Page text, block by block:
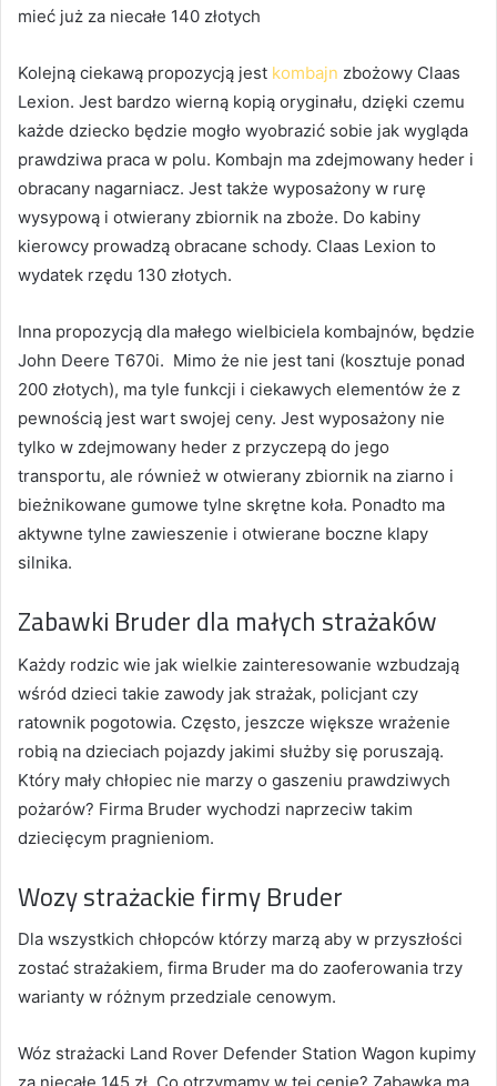
mieć już za niecałe 140 złotych
Kolejną ciekawą propozycją jest kombajn zbożowy Claas
Lexion. Jest bardzo wierną kopią oryginału, dzięki czemu
każde dziecko będzie mogło wyobrazić sobie jak wygląda
prawdziwa praca w polu. Kombajn ma zdejmowany heder i
obracany nagarniacz. Jest także wyposażony w rurę
wysypową i otwierany zbiornik na zboże. Do kabiny
kierowcy prowadzą obracane schody. Claas Lexion to
wydatek rzędu 130 złotych.
Inna propozycją dla małego wielbiciela kombajnów, będzie
John Deere T670i. Mimo że nie jest tani (kosztuje ponad
200 złotych), ma tyle funkcji i ciekawych elementów że z
pewnością jest wart swojej ceny. Jest wyposażony nie
tylko w zdejmowany heder z przyczepą do jego
transportu, ale również w otwierany zbiornik na ziarno i
bieżnikowane gumowe tylne skrętne koła. Ponadto ma
aktywne tylne zawieszenie i otwierane boczne klapy
silnika.
Zabawki Bruder dla małych strażaków
Każdy rodzic wie jak wielkie zainteresowanie wzbudzają
wśród dzieci takie zawody jak strażak, policjant czy
ratownik pogotowia. Często, jeszcze większe wrażenie
robią na dzieciach pojazdy jakimi służby się poruszają.
Który mały chłopiec nie marzy o gaszeniu prawdziwych
pożarów? Firma Bruder wychodzi naprzeciw takim
dziecięcym pragnieniom.
Wozy strażackie firmy Bruder
Dla wszystkich chłopców którzy marzą aby w przyszłości
zostać strażakiem, firma Bruder ma do zaoferowania trzy
warianty w różnym przedziale cenowym.
Wóz strażacki Land Rover Defender Station Wagon kupimy